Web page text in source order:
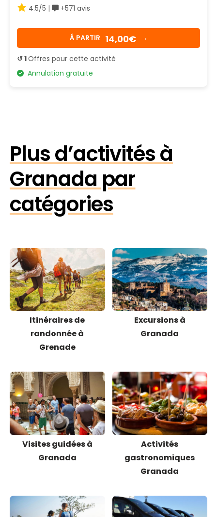
4.5/5 |
+571 avis
Á PARTIR 14,00€ →
↺ 1Offres pour cette activité
Annulation gratuite
Plus d’activités à
Granada par
catégories
Itinéraires de
randonnée à
Grenade
Excursions à
Granada
Visites guidées à
Granada
Activités
gastronomiques
Granada